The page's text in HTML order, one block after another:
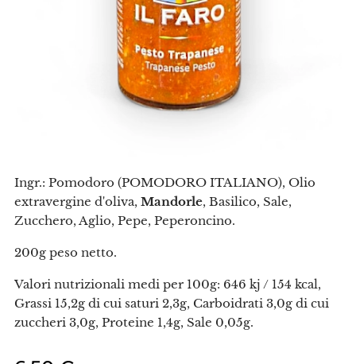
Ingr.: Pomodoro (POMODORO ITALIANO), Olio
extravergine d'oliva, Mandorle, Basilico, Sale,
Zucchero, Aglio, Pepe, Peperoncino.
200g peso netto.
Valori nutrizionali medi per 100g: 646 kj / 154 kcal,
Grassi 15,2g di cui saturi 2,3g, Carboidrati 3,0g di cui
zuccheri 3,0g, Proteine 1,4g, Sale 0,05g.